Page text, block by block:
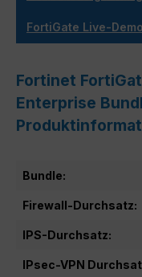
FortiGate Live-Demo
Fortinet
Enterprise
Bundle:
Firewall-Durchsatz:
IPS-Durchsatz:
IPsec-VPN